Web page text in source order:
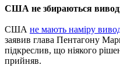
США не збираються
США не мають наміру
заявив глава Пентагону
підкреслив, що ніякого
прийняв.